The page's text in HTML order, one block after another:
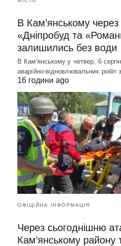
В Кам’янському
«Дніпробуд та
залишились без води
В Кам'янському у четвер, 6
аварійно-відновлювальних робіт
16 години ago
ОФІЦІЙНА ІНФОРМАЦІЯ
Через сьогоднішню
Кам’янському району